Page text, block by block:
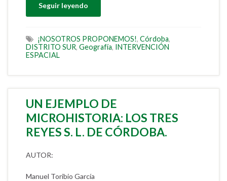
Seguir leyendo
¡NOSOTROS PROPONEMOS!, Córdoba,
DISTRITO SUR, Geografía, INTERVENCIÓN
ESPACIAL
UN EJEMPLO DE
MICROHISTORIA: LOS TRES
REYES S. L. DE CÓRDOBA.
AUTOR:
Manuel Toribio García